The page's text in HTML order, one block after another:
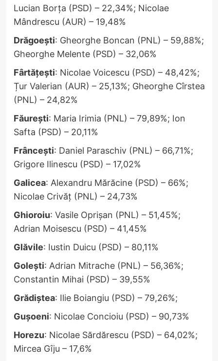
Lucian Borța (PSD) – 22,34%; Nicolae
Mândrescu (AUR) – 19,48%
Drăgoești: Gheorghe Boncan (PNL) – 59,88%;
Gheorghe Melente (PSD) – 32,06%
Fârtățești: Nicolae Voicescu (PSD) – 48,42%;
Țur Valerian (AUR) – 25,13%; Gheorghe Cîrstea
(PNL) – 24,82%
Făurești: Maria Irimia (PNL) – 79,89%; Ion
Safta (PSD) – 20,11%
Frâncești: Daniel Paraschiv (PNL) – 66,71%;
Grigore Ilinescu (PSD) – 17,02%
Galicea: Alexandru Mărăcine (PSD) – 66%;
Nicolae Crivăț (PNL) – 24,73%
Ghioroiu: Vasile Oprișan (PNL) – 51,45%;
Adrian Moisescu (PSD) – 41,45%
Glăvile: Iustin Duicu (PSD) – 80,11%
Golești: Adrian Mitrache (PNL) – 56,36%;
Constantin Mihai (PSD) – 39,55%
Grădiștea: Ilie Boiangiu (PSD) – 79,26%;
Gușoeni: Nicolae Concioiu (PSD) – 90,73%
Horezu: Nicolae Sărdărescu (PSD) – 64,02%;
Mircea Gîju – 17,6%